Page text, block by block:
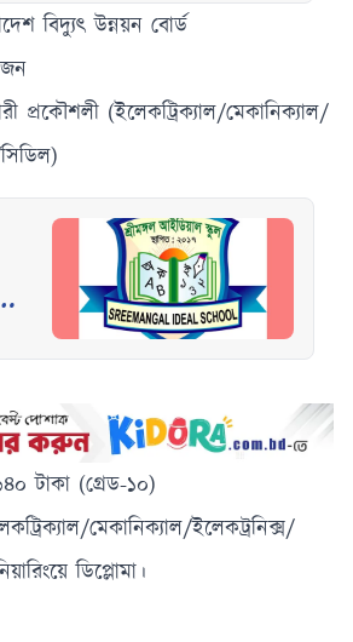
তেবিদ্যুৎ উন্নয়ন বোর্ড
প্রকৌশলী (ইলেকট্রিক্যাল/মেকানিক্যাল/
টাকা (গ্রেড-১০)
মেকানিক্যাল/ইলেকট্রনিক্স/
ডিপ্লোমা।